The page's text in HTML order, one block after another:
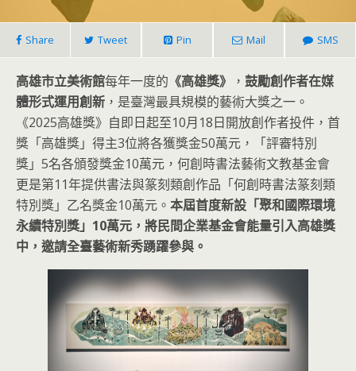
Share Tweet Pin Mail SMS
高雄市立美術館每年一度的 《高雄獎》 ， 鼓勵創作者在媒
體形式運用創新 ，是臺灣最具規模的藝術大獎之一。
《2025高雄獎》自即日起至10月18日開放創作者投件，首
獎「高雄獎」得主3位將各獲獎金50萬元，「評審特別
獎」5名各頒發獎金10萬元，何創時書法藝術文教基金會
更是第11年提供書法與篆刻類創作品「何創時書法篆刻類
特別獎」乙名獎金10萬元。 本屆首度新設「聚和國際環境
永續特別獎」10萬元，將民間企業基金會能量引入高雄獎
中，邀請全臺藝術新秀踴躍參與。